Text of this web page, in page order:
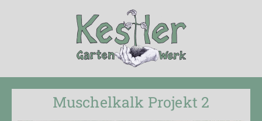
Muschelkalk Projekt 2